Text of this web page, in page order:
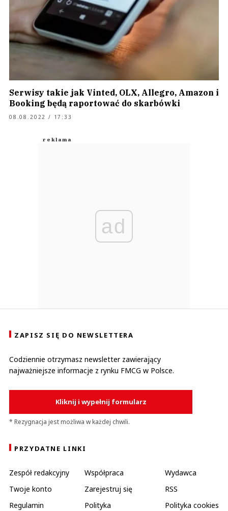
Serwisy takie jak Vinted, OLX, Allegro, Amazon i
Booking będą raportować do skarbówki
08.08.2022 / 17:33
ad
ZAPISZ SIĘ DO NEWSLETTERA
Codziennie otrzymasz newsletter zawierający
najważniejsze informacje z rynku FMCG w Polsce.
Kliknij i wypełnij formularz
* Rezygnacja jest możliwa w każdej chwili.
PRZYDATNE LINKI
Zespół redakcyjny Współpraca
Wydawca
Twoje konto
Zarejestruj się
RSS
Regulamin
Polityka
Polityka cookies